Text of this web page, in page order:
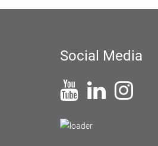
Social Media